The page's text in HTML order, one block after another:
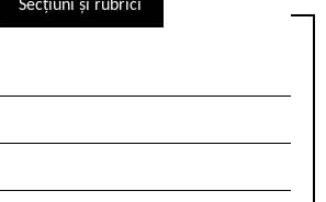
Secțiuni și rubrici